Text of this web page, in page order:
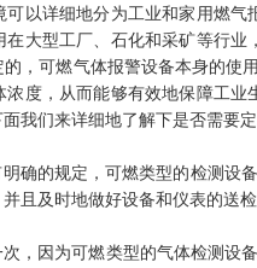
以详细地分为工业和家用燃
大型工厂、石化和采矿等行
，可燃气体报警设备本身的使
度，从而能够有效地保障工
我们来详细地了解下是否需要
确的规定，可燃类型的检测设
且及时地做好设备和仪表的送
，因为可燃类型的气体检测设